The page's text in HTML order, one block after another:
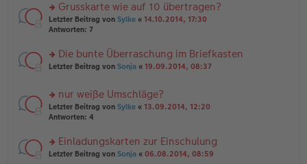
g
B
ei
tr
g
es
e
n
B
ei
tr
g
u
n
g
es
e
n
B
ei
tr
a
rs
te
n
g
es
e
n
er
ei
tr
Grusskarte wie auf 10 übertragen?
Letzter Beitrag von Sylke « 14.10.2014, 17:30
Antworten: 7
rs
u
n
g
es
e
n
Die bunte Überraschung im Briefkasten
Letzter Beitrag von Sonja « 19.09.2014, 08:37
rs
te
n
g
nur weiße Umschläge?
Letzter Beitrag von Sylke « 13.09.2014, 12:20
Antworten: 4
rs
Einladungskarten zur Einschulung
Letzter Beitrag von Sonja « 06.08.2014, 08:59